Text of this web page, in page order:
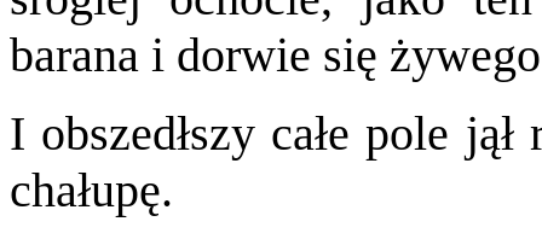
barana i dorwie się
I obszedłszy całe pole
chałupę.